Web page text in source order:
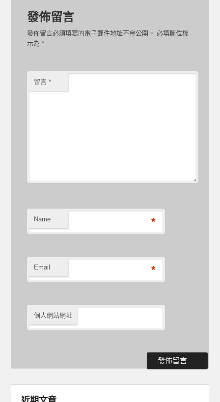
發佈留言
發佈留言必須填寫的電子郵件地址不會公開。 必填欄位標
示為*
留言*
Name *
Email *
個人網站網址